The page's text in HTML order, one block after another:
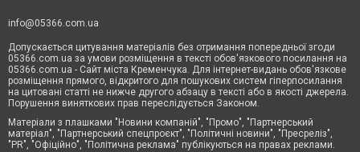
info@05366.com.ua
Допускається цитування матеріалів без отримання попередньої згоди
05366.com.ua за умови розміщення в тексті обов'язкового посилання на
05366.com.ua - Сайт міста Кременчука. Для інтернет-видань обов'язкове
розміщення прямого, відкритого для пошукових систем гіперпосилання
на цитовані статті не нижче другого абзацу в тексті або в якості джерела.
Порушення виняткових прав переслідується Законом.
Матеріали з плашками "Новини компаній", "Промо", "Партнерський
матеріал", "Партнерський спецпроєкт", "Політичні новини", "Пресреліз",
"PR", "Офіційно", "Політична реклама" публікуються на правах реклами.